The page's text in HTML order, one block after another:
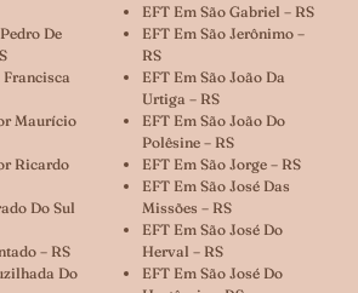
De
Francisca
Maurício
Ricardo
Do Sul
– RS
Do
EFT Em São Gabriel – RS
EFT Em São Jerônimo –
RS
EFT Em São João Da
Urtiga – RS
EFT Em São João Do
Polêsine – RS
EFT Em São Jorge – RS
EFT Em São José Das
Missões – RS
EFT Em São José Do
Herval – RS
EFT Em São José Do